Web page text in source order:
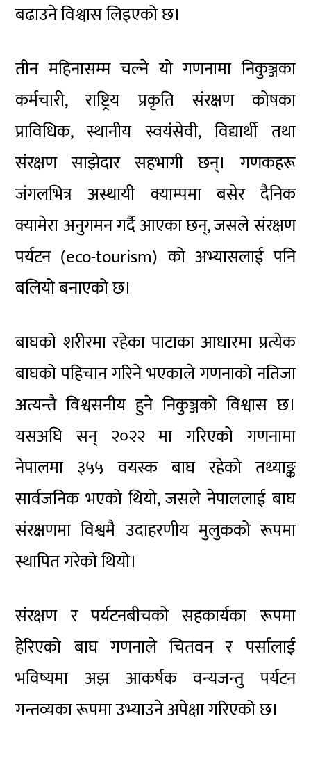
बढाउने विश्वास लिइएको छ।
तीन महिनासम्म चल्ने यो गणनामा निकुञ्जका
कर्मचारी, राष्ट्रिय प्रकृति संरक्षण कोषका
प्राविधिक, स्थानीय स्वयंसेवी, विद्यार्थी तथा
संरक्षण साझेदार सहभागी छन्। गणकहरू
जंगलभित्र अस्थायी क्याम्पमा बसेर दैनिक
क्यामेरा अनुगमन गर्दै आएका छन्, जसले संरक्षण
पर्यटन (eco-tourism) को अभ्यासलाई पनि
बलियो बनाएको छ।
बाघको शरीरमा रहेका पाटाका आधारमा प्रत्येक
बाघको पहिचान गरिने भएकाले गणनाको नतिजा
अत्यन्तै विश्वसनीय हुने निकुञ्जको विश्वास छ।
यसअघि सन् २०२२ मा गरिएको गणनामा
नेपालमा ३५५ वयस्क बाघ रहेको तथ्याङ्क
सार्वजनिक भएको थियो, जसले नेपाललाई बाघ
संरक्षणमा विश्वमै उदाहरणीय मुलुकको रूपमा
स्थापित गरेको थियो।
संरक्षण र पर्यटनबीचको सहकार्यका रूपमा
हेरिएको बाघ गणनाले चितवन र पर्सालाई
भविष्यमा अझ आकर्षक वन्यजन्तु पर्यटन
गन्तव्यका रूपमा उभ्याउने अपेक्षा गरिएको छ।